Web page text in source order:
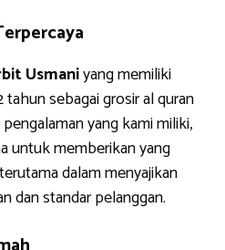
Usmaniyang memiliki
tahun sebagai grosir al quran
yang kami miliki,
untuk memberikan yang
dalam menyajikan
dan standar pelanggan.